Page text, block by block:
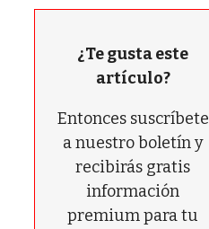
¿Te gusta este
artículo?
Entonces suscríbete
a nuestro boletín y
recibirás gratis
información
premium para tu